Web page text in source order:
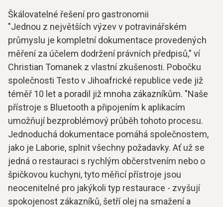
Škálovatelné řešení pro gastronomii
"Jednou z největších výzev v potravinářském
průmyslu je kompletní dokumentace provedených
měření za účelem dodržení právních předpisů," ví
Christian Tomanek z vlastní zkušenosti. Pobočku
společnosti Testo v Jihoafrické republice vede již
téměř 10 let a poradil již mnoha zákazníkům. "Naše
přístroje s Bluetooth a připojením k aplikacím
umožňují bezproblémový průběh tohoto procesu.
Jednoduchá dokumentace pomáhá společnostem,
jako je Laborie, splnit všechny požadavky. Ať už se
jedná o restauraci s rychlým občerstvením nebo o
špičkovou kuchyni, tyto měřicí přístroje jsou
neocenitelné pro jakýkoli typ restaurace - zvyšují
spokojenost zákazníků, šetří olej na smažení a